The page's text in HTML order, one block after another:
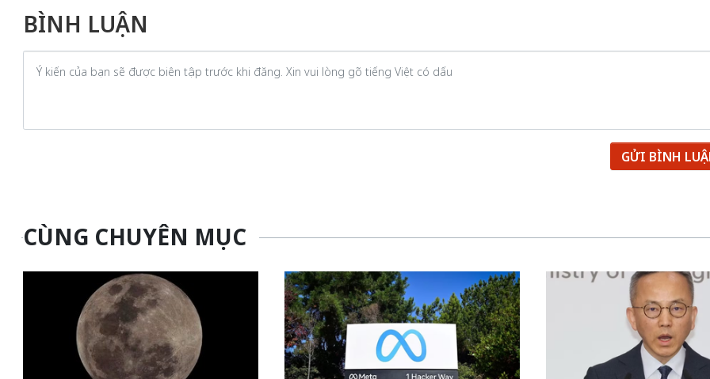
BÌNH LUẬN
GỬI BÌNH
CÙNG CHUYÊN MỤC